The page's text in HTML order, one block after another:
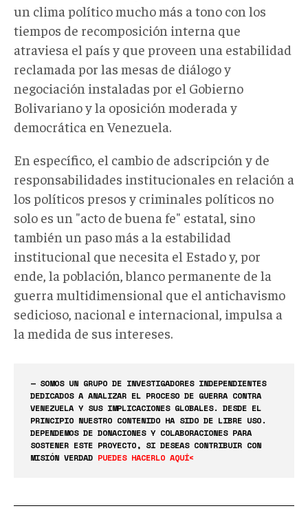
un clima político mucho más a tono con los
tiempos de recomposición interna que
atraviesa el país y que proveen una estabilidad
reclamada por las mesas de diálogo y
negociación instaladas por el Gobierno
Bolivariano y la oposición moderada y
democrática en Venezuela.
En específico, el cambio de adscripción y de
responsabilidades institucionales en relación a
los políticos presos y criminales políticos no
solo es un "acto de buena fe" estatal, sino
también un paso más a la estabilidad
institucional que necesita el Estado y, por
ende, la población, blanco permanente de la
guerra multidimensional que el antichavismo
sedicioso, nacional e internacional, impulsa a
la medida de sus intereses.
— SOMOS UN GRUPO DE INVESTIGADORES INDEPENDIENTES
DEDICADOS A ANALIZAR EL PROCESO DE GUERRA CONTRA
VENEZUELA Y SUS IMPLICACIONES GLOBALES. DESDE EL
PRINCIPIO NUESTRO CONTENIDO HA SIDO DE LIBRE USO.
DEPENDEMOS DE DONACIONES Y COLABORACIONES PARA
SOSTENER ESTE PROYECTO, SI DESEAS CONTRIBUIR CON
MISIÓN VERDAD PUEDES HACERLO AQUÍ<